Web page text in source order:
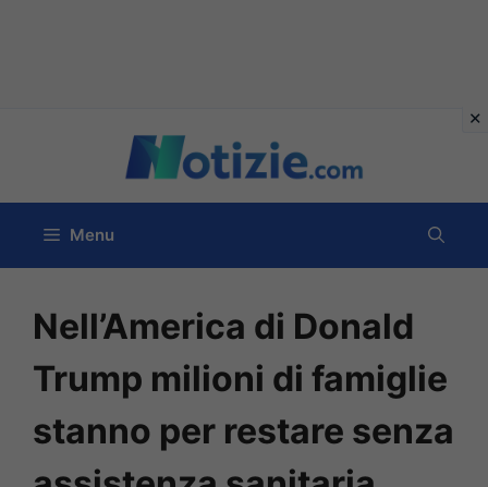
contenuto
Menu
Nell’America di Donald
Trump milioni di famiglie
stanno per restare senza